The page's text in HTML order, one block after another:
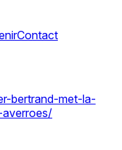
Contact
bertrand-met-la-